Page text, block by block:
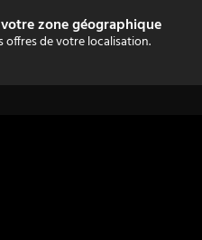
zone géographique
offres de votre localisation.